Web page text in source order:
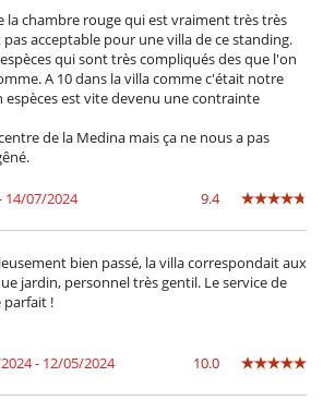
la chambre rouge qui est vraiment très très
acceptable pour une villa de ce standing.
qui sont très compliqués des que l'on
A 10 dans la villa comme c'était notre
espèces est vite devenu une contrainte
de la Medina mais ça ne nous a pas
14/07/2024 9.4
bien passé, la villa correspondait aux
jardin, personnel très gentil. Le service de
parfait !
- 12/05/2024 10.0